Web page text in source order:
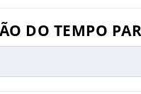
DO TEMPO